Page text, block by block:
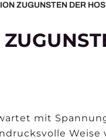
ZUGUNSTEN DER
mit